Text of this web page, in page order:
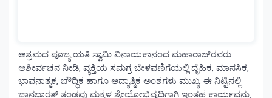
ಆಶ್ರಮದ ಪೂಜ್ಯ ಯತಿ ಸ್ವಾಮಿ ವಿನಾಯಕಾನಂದ ಮಹಾರಾಜ್‌ರವರು
ಆಶೀರ್ವಚನ ನೀಡಿ, ವ್ಯಕ್ತಿಯ ಸಮಗ್ರ ಬೇಳವಣಿಗೆಯಲ್ಲಿ ದೈಹಿಕ, ಮಾನಸಿಕ,
ಭಾವನಾತ್ಮಕ, ಬೌದ್ಧಿಕ ಹಾಗೂ ಆದ್ಯಾತ್ಮಿಕ ಅಂಶಗಳು ಮುಖ್ಯ. ಈ ನಿಟ್ಟಿನಲ್ಲಿ
ಜ್ಞಾನಭಾರತ್ ತಂಡವು ಮಕ್ಕಳ ಶ್ರೇಯೋಭಿವೃದ್ದಿಗಾಗಿ ಇಂತಹ ಕಾರ್ಯವನ್ನು